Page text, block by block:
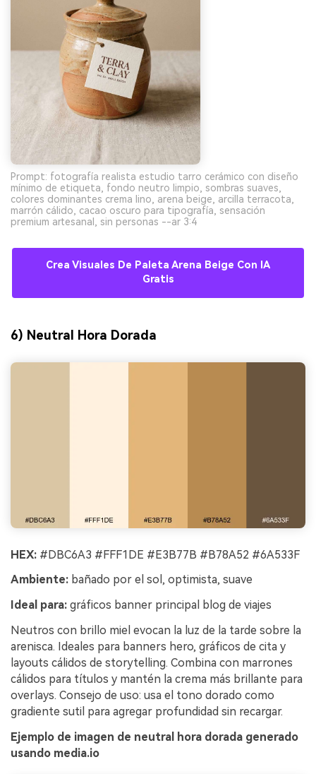
Prompt: fotografía realista estudio tarro cerámico con diseño
mínimo de etiqueta, fondo neutro limpio, sombras suaves,
colores dominantes crema lino, arena beige, arcilla terracota,
marrón cálido, cacao oscuro para tipografía, sensación
premium artesanal, sin personas --ar 3:4
Crea Visuales De Paleta Arena Beige Con IA
Gratis
6) Neutral Hora Dorada
HEX: #DBC6A3 #FFF1DE #E3B77B #B78A52 #6A533F
Ambiente: bañado por el sol, optimista, suave
Ideal para: gráficos banner principal blog de viajes
Neutros con brillo miel evocan la luz de la tarde sobre la
arenisca. Ideales para banners hero, gráficos de cita y
layouts cálidos de storytelling. Combina con marrones
cálidos para títulos y mantén la crema más brillante para
overlays. Consejo de uso: usa el tono dorado como
gradiente sutil para agregar profundidad sin recargar.
Ejemplo de imagen de neutral hora dorada generado
usando media.io